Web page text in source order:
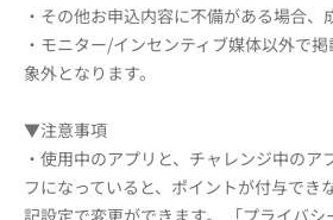
・その他お申込内容に不備がある場合、
・モニター/インセンティブ媒体以外で
象外となります。
▼注意事項
・使用中のアプリと、チャレンジ中のア
フになっていると、ポイントが付与でき
記設定で変更ができます。 「プライバ